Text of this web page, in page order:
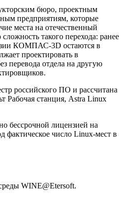
бюро, проектным
предприятиям, которые
места на отечественный
такого перехода: ранее
КОМПАС-3D остаются в
проектировать в
перевода отдела на другую
российского ПО и рассчитана
Рабочая станция, Astra Linux
бессрочной лицензией на
фактическое число Linux-мест в
WINE@Etersoft.